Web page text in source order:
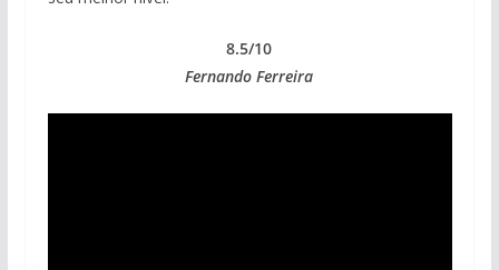
8.5/10
Fernando Ferreira